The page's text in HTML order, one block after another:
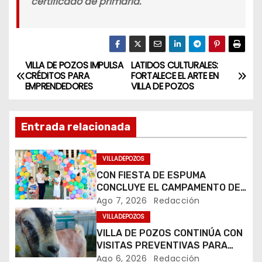
N
a
v
e
g
a
c
i
LATIDOS CULTURALES:
FORTALECE EL ARTE EN
VILLA DE POZOS
VILLA DE POZOS IMPULSA
CRÉDITOS PARA
EMPRENDEDORES
Entrada relacionada
VILLADEPOZOS
CON FIESTA DE ESPUMA
CONCLUYE EL CAMPAMENTO DE
VERANO DEL DIF MUNICIPAL
Ago 7, 2026 Redacción
VILLADEPOZOS
VILLA DE POZOS CONTINÚA CON
VISITAS PREVENTIVAS PARA
EVITAR LA PRESENCIA DEL
Ago 6, 2026 Redacción